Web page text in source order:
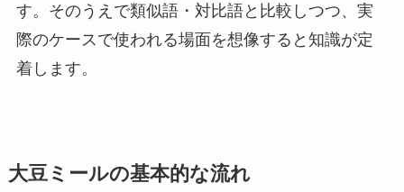
す。そのうえで類似語・対比語と比較しつつ、実
際のケースで使われる場面を想像すると知識が定
着します。
大豆ミールの基本的な流れ